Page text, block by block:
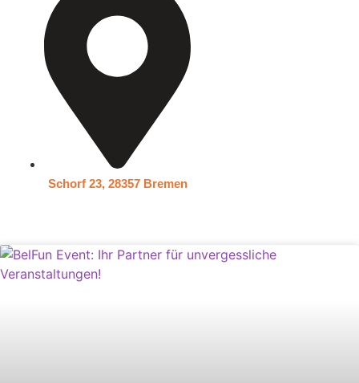
Schorf 23, 28357 Bremen